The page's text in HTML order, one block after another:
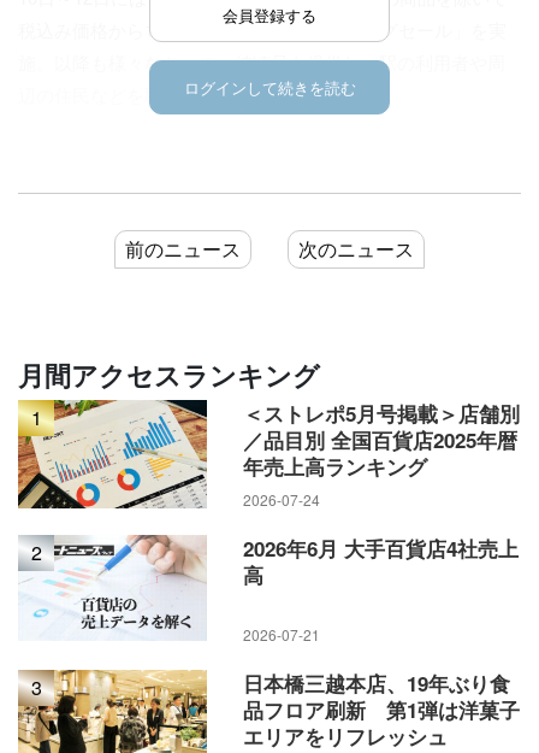
会員登録する
ログインして続きを読む
税込み価格から10％を割り引く「オープニングセール」を実
施。以降も様々なセール、値頃品を提供し、駅の利用者や周
辺の住民などを取り込む。
アズナスは1995年、日本で初めての駅のホーム上のコンビニ
として誕生した。阪急および阪神の沿線を中心に展開し、
エクスプレス・ビー」と名付けるなど、”アズナスブランド”を
拡大してきた。
今年4月1日時点で、アズナスは29店舗、アズナスエクスプレ
スは24店舗、アズナスエクスプレス・ビーは46店舗を数え
る。
前のニュース 次のニュース
月間アクセスランキング
1
＜ストレポ5月号掲載＞店舗別
／品目別 全国百貨店2025年暦
年売上高ランキング
2026-07-24
2
2026年6月 大手百貨店4社売上
高
2026-07-21
3
日本橋三越本店、19年ぶり食
品フロア刷新 第1弾は洋菓子
エリアをリフレッシュ